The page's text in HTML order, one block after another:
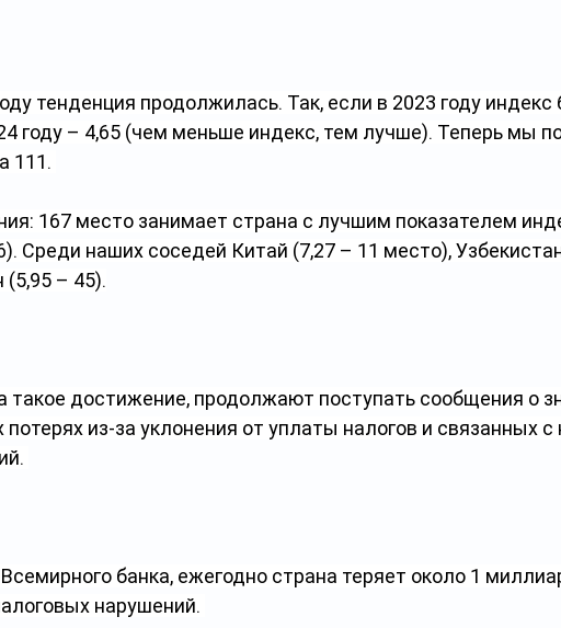
тенденция продолжилась. Так, если в 2023 году индекс
году – 4,65 (чем меньше индекс, тем лучше). Теперь мы
111.
167 место занимает страна с лучшим показателем
Среди наших соседей Китай (7,27 – 11 место),
– 45).
такое достижение, продолжают поступать сообщения о
из-за уклонения от уплаты налогов и связанных с
банка, ежегодно страна теряет около 1
нарушений.